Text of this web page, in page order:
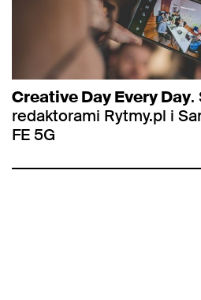
Creative Day Every Day.
redaktorami Rytmy.pl i
FE 5G